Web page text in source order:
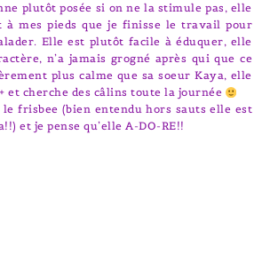
plutôt posée si on ne la stimule pas, elle
à mes pieds que je finisse le travail pour
Elle est plutôt facile à éduquer, elle
n’a jamais grogné après qui que ce
plus calme que sa soeur Kaya, elle
et cherche des câlins toute la journée
frisbee (bien entendu hors sauts elle est
et je pense qu’elle A-DO-RE!!